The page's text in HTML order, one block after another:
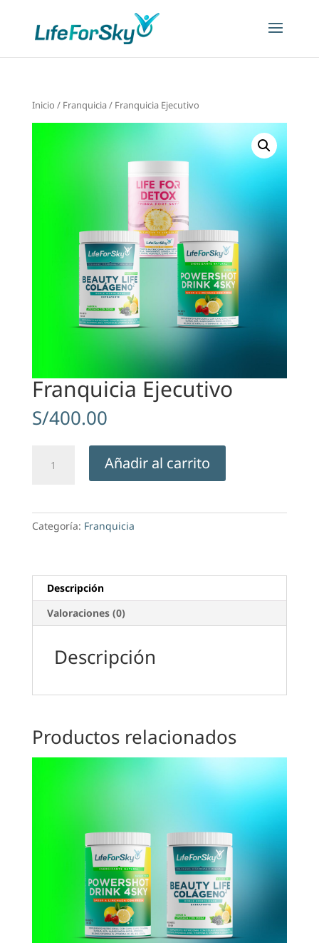
Inicio / Franquicia/ Franquicia Ejecutivo
Franquicia Ejecutivo
S/400.00
Ejecutivo
Añadir al carrito
Categoría: Franquicia
Descripción
Valoraciones (0)
Descripción
Productos relacionados